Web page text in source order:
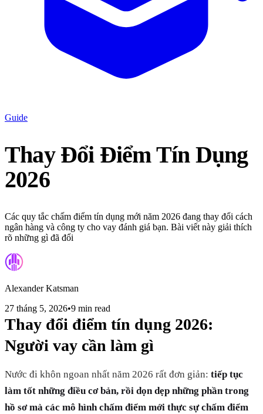
Guide
Thay Đổi Điểm Tín Dụng
2026
Các quy tắc chấm điểm tín dụng mới năm 2026 đang thay đổi cách
ngân hàng và công ty cho vay đánh giá bạn. Bài viết này giải thích
rõ những gì đã đổi
Alexander Katsman
27 tháng 5, 2026•9 min read
Thay đổi điểm tín dụng 2026:
Người vay cần làm gì
Nước đi khôn ngoan nhất năm 2026 rất đơn giản: tiếp tục
làm tốt những điều cơ bản, rồi dọn dẹp những phần trong
hồ sơ mà các mô hình chấm điểm mới thực sự chấm điểm